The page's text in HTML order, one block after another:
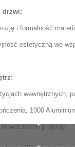
drzwi:
i formalność
estetyczną we
wewnętrznych,
1000
projekty.